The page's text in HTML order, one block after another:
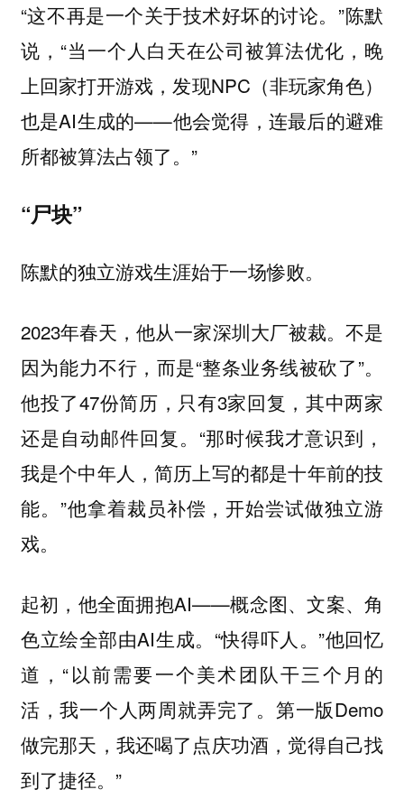
“这不再是一个关于技术好坏的讨论。”陈默
说，“当一个人白天在公司被算法优化，晚
上回家打开游戏，发现NPC（非玩家角色）
也是AI生成的——他会觉得，连最后的避难
所都被算法占领了。”
“尸块”
陈默的独立游戏生涯始于一场惨败。
2023年春天，他从一家深圳大厂被裁。不是
因为能力不行，而是“整条业务线被砍了”。
他投了47份简历，只有3家回复，其中两家
还是自动邮件回复。“那时候我才意识到，
我是个中年人，简历上写的都是十年前的技
能。”他拿着裁员补偿，开始尝试做独立游
戏。
起初，他全面拥抱AI——概念图、文案、角
色立绘全部由AI生成。“快得吓人。”他回忆
道，“以前需要一个美术团队干三个月的
活，我一个人两周就弄完了。第一版Demo
做完那天，我还喝了点庆功酒，觉得自己找
到了捷径。”